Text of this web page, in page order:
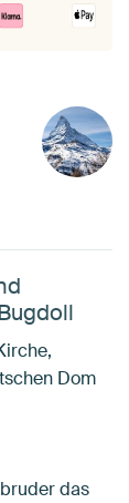
Dom
das